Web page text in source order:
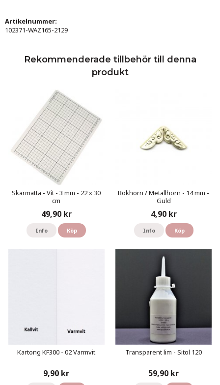
Artikelnummer:
102371-WAZ165-2129
Rekommenderade tillbehör till denna
produkt
Skärmatta - Vit - 3 mm - 22 x 30
cm
49,90 kr
Info Köp
Bokhörn / Metallhörn - 14 mm -
Guld
4,90 kr
Info Köp
Kartong KF300 - 02 Varmvit
9,90 kr
Transparent lim - Sitol 120
59,90 kr